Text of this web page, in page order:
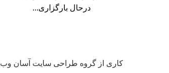
درحال بارگزاری...
کاری از گروه طراحی سایت آسان وب